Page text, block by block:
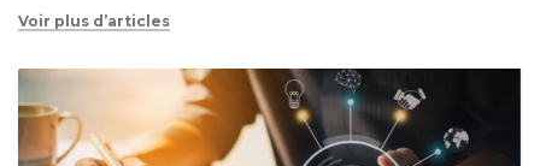
Voir plus d’articles